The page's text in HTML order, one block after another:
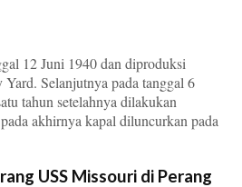
12 Juni 1940 dan diproduksi
Selanjutnya pada tanggal 6
tahun setelahnya dilakukan
akhirnya kapal diluncurkan pada
USS Missouri di Perang